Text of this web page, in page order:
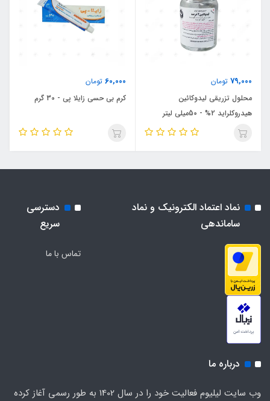
79,000 تومان
محلول تزریقی لیدوکائین
هیدروکلراید 2% - 50میلی لیتر
60,000 تومان
کرم بی حسی زایلا پی - 30 گرم
نماد اعتماد الکترونیک و نماد
ساماندهی
دسترسی
سریع
تماس با ما
درباره ما
وب سایت لیلیوم فعالیت خود را در سال 1402 به طور رسمی آغاز کرده